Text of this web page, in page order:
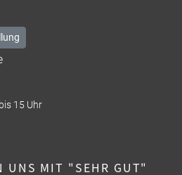
15 Uhr
UNS MIT "SEHR GUT"